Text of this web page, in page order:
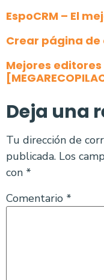
EspoCRM – El
Crear página de
Mejores
Deja una
Tu dirección de
publicada. Los
con *
Comentario *